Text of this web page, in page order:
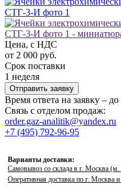
Цена, с НДС
от 2 000 руб.
Срок поставки
1 неделя
Отправить заявку
Время ответа на заявку –
Связь с отделом продаж:
order.gaz-analitik@yandex.ru
+7 (495) 792-96-95
Варианты доставки:
Самовывоз со склада в г. Москва (м.
Оперативная доставка по г.